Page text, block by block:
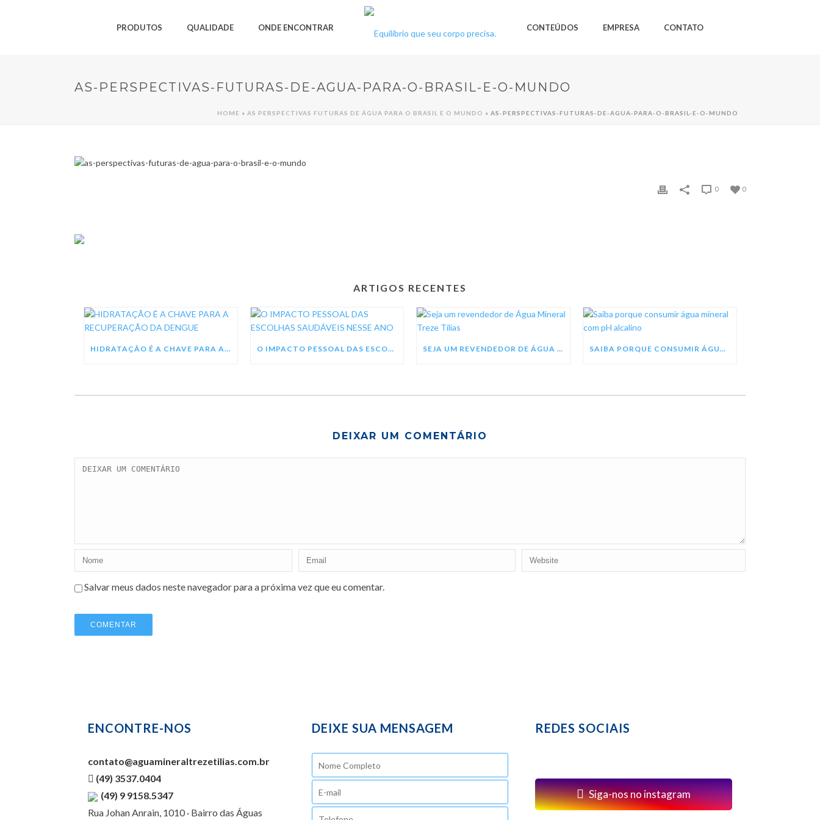
PRODUTOS QUALIDADE ONDE ENCONTRAR CONTEÚDOS EMPRESA CONTATO
AS-PERSPECTIVAS-FUTURAS-DE-AGUA-PARA-O-BRASIL-E-O-MUNDO
HOME » AS PERSPECTIVAS FUTURAS DE ÁGUA PARA O BRASIL E O MUNDO » AS-PERSPECTIVAS-FUTURAS-DE-AGUA-PARA-O-BRASIL-E-O-MUNDO
0
0
ARTIGOS RECENTES
HIDRATAÇÃO É A CHAVE PARA A RECUPERAÇÃO DA DENGUE O IMPACTO PESSOAL DAS ESCOLHAS SAUDÁVEIS NESSE ANO SEJA UM REVENDEDOR DE ÁGUA MINERAL TREZE TÍLIAS SAIBA PORQUE CONSUMIR ÁGUA MINERAL COM PH ALCALINO
DEIXAR UM COMENTÁRIO
Salvar meus dados neste navegador para a próxima vez que eu comentar.
ENCONTRE-NOS
contato@aguamineraltrezetilias.com.br
(49) 3537.0404
(49) 9 9158.5347
Rua Johan Anrain, 1010 · Bairro das Águas
DEIXE SUA MENSAGEM REDES SOCIAIS
Siga-nos no instagram